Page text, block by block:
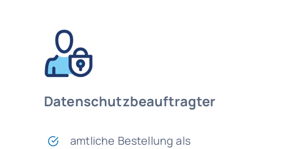
Datenschutzbeauftragter
amtliche Bestellung als